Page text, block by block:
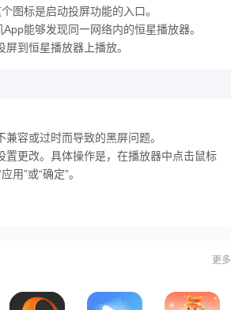
图标是启动投屏功能的入口。‌
能够发现同一网络内的恒星播放器。‌
到恒星播放器上播放。‌
容或过时而导致的黑屏问题。‌
更改。‌具体操作是，‌在播放器中点击鼠标
用”或“确定”。‌
更多